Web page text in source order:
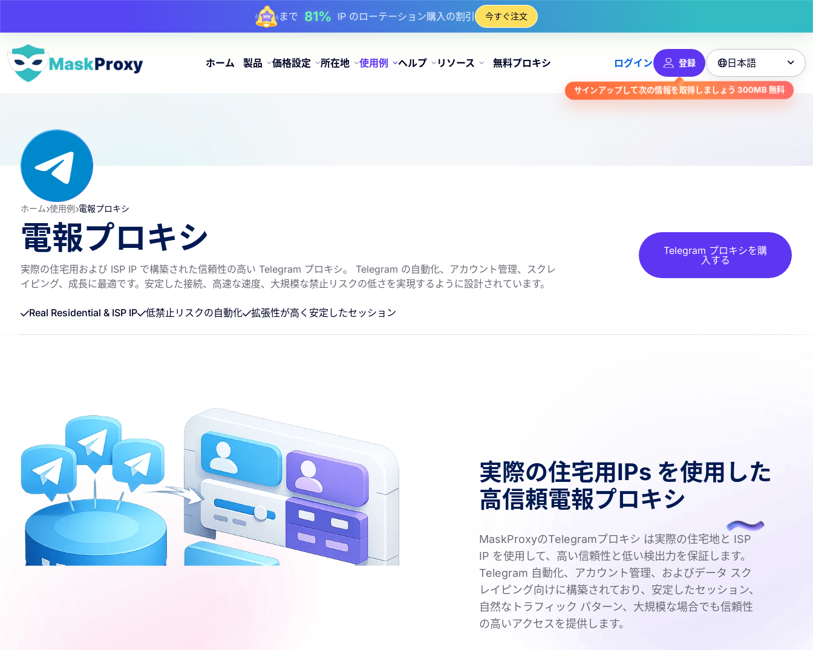
まで 81% IP のローテーション購入の割引 今すぐ注文
ホーム 製品 価格設定 所在地 使用例 ヘルプ リソース 無料プロキシ ログイン 登録
サインアップして次の情報を取得しましょう300MB無料
日本語 
ホーム 使用例 電報プロキシ
電報プロキシ
実際の住宅用および ISP IP で構築された信頼性の高い Telegram プロキシ。 Telegram の自動化、アカウント管理、スクレ
イピング、成長に最適です。安定した接続、高速な速度、大規模な禁止リスクの低さを実現するように設計されています。
Telegram プロキシを購
入する
Real Residential & ISP IP 低禁止リスクの自動化 拡張性が高く安定したセッション
実際の住宅用IPs を使用した
高信頼電報プロキシ
MaskProxyのTelegramプロキシ は実際の住宅地と ISP
IP を使用して、高い信頼性と低い検出力を保証します。
Telegram 自動化、アカウント管理、およびデータ スク
レイピング向けに構築されており、安定したセッション、
自然なトラフィック パターン、大規模な場合でも信頼性
の高いアクセスを提供します。